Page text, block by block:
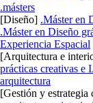
.másters
[Diseño] .Máster en
.Máster en Diseño
Experiencia Espacial
[Arquitectura e
prácticas creativas e
arquitectura
[Gestión y estrategia